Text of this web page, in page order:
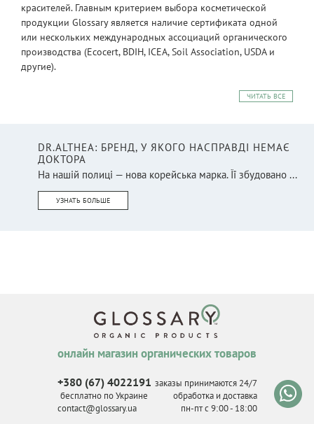
красителей. Главным критерием выбора косметической
продукции Glossary является наличие сертификата одной
или нескольких международных ассоциаций органического
производства (Ecocert, BDIH, ICEA, Soil Association, USDA и
другие).
ЧИТАТЬ ВСЕ
DR.ALTHEA: БРЕНД, У ЯКОГО НАСПРАВДІ НЕМАЄ
ДОКТОРА
На нашій полиці — нова корейська марка. Її збудовано ...
УЗНАТЬ БОЛЬШЕ
онлайн магазин органических товаров
+380 (67) 4022191
бесплатно по Украине
contact@glossary.ua
заказы принимаются 24/7
обработка и доставка
пн-пт с 9:00 - 18:00